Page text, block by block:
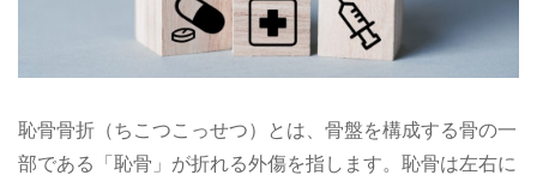
恥骨骨折（ちこつこっせつ）とは、骨盤を構成する骨の一
部である「恥骨」が折れる外傷を指します。恥骨は左右に